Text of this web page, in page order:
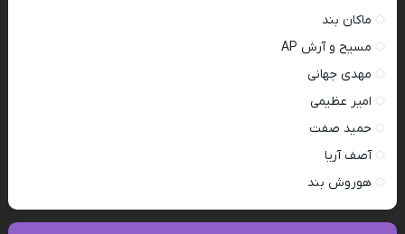
ماکان بند
مسیح و آرش AP
مهدی جهانی
امیر عظیمی
حمید صفت
آصف آریا
هوروش بند